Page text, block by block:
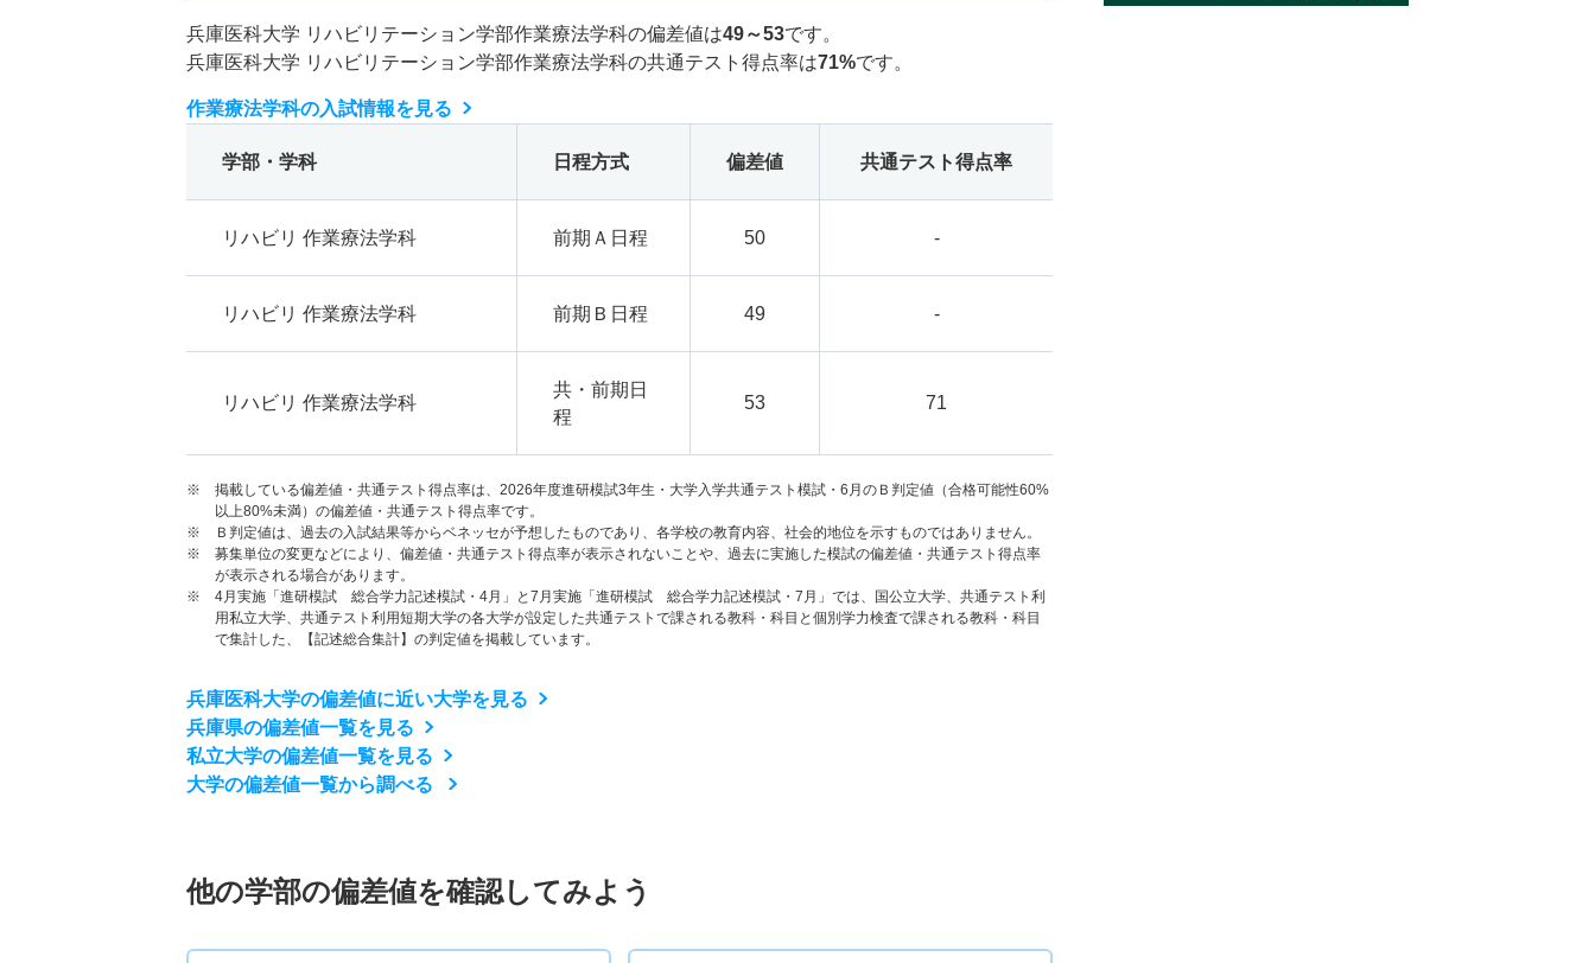
兵庫医科大学 リハビリテーション学部作業療法学科の偏差値は49～53です。
兵庫医科大学 リハビリテーション学部作業療法学科の共通テスト得点率は71%です。
作業療法学科の入試情報を見る
学部・学科 日程方式 偏差値 共通テスト得点率
リハビリ 作業療法学科 前期Ａ日程 50 -
リハビリ 作業療法学科 前期Ｂ日程 49 -
リハビリ 作業療法学科
共・前期日
程
53 71
※ 掲載している偏差値・共通テスト得点率は、2026年度進研模試3年生・大学入学共通テスト模試・6月のＢ判定値（合格可能性60%
以上80%未満）の偏差値・共通テスト得点率です。
※ Ｂ判定値は、過去の入試結果等からベネッセが予想したものであり、各学校の教育内容、社会的地位を示すものではありません。
※ 募集単位の変更などにより、偏差値・共通テスト得点率が表示されないことや、過去に実施した模試の偏差値・共通テスト得点率
が表示される場合があります。
※ 4月実施「進研模試 総合学力記述模試・4月」と7月実施「進研模試 総合学力記述模試・7月」では、国公立大学、共通テスト利
用私立大学、共通テスト利用短期大学の各大学が設定した共通テストで課される教科・科目と個別学力検査で課される教科・科目
で集計した、【記述総合集計】の判定値を掲載しています。
兵庫医科大学の偏差値に近い大学を見る
兵庫県の偏差値一覧を見る
私立大学の偏差値一覧を見る
大学の偏差値一覧から調べる
他の学部の偏差値を確認してみよう